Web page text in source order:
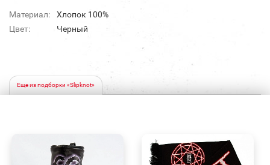
Материал:
Хлопок 100%
Цвет:
Черный
Еще из подборки «Slipknot»